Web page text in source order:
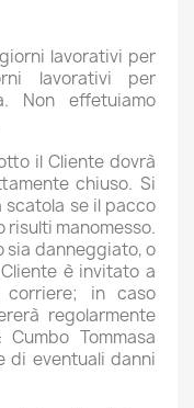
lavorativi per
lavorativi per
Non effetuiamo
il Cliente dovrà
chiuso. Si
scatola se il pacco
risulti manomesso.
sia danneggiato, o
è invitato a
corriere; in caso
regolarmente
Tommasa
di eventuali danni